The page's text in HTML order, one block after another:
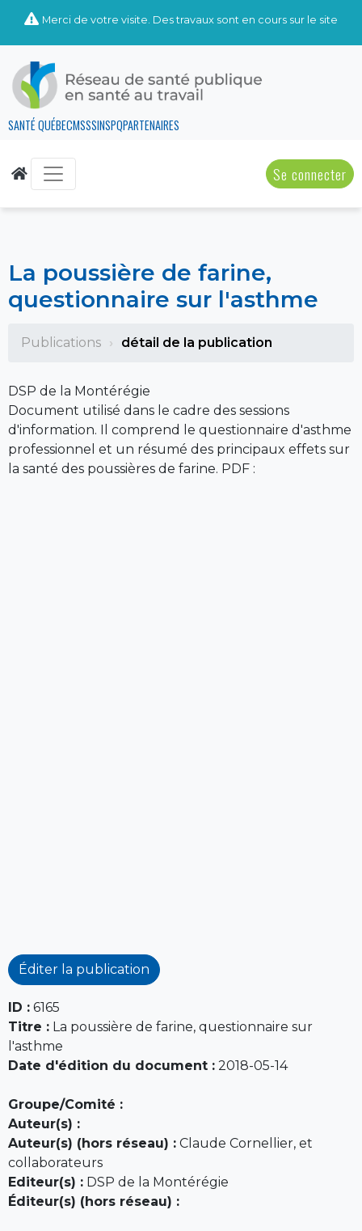
Merci de votre visite. Des travaux sont en cours sur le site
SANTÉ QUÉBECMSSSINSPQPARTENAIRES
Se connecter
La poussière de farine,
questionnaire sur l'asthme
Publications détail de la publication
DSP de la Montérégie
Document utilisé dans le cadre des sessions
d'information. Il comprend le questionnaire d'asthme
professionnel et un résumé des principaux effets sur
la santé des poussières de farine. PDF :
Éditer la publication
ID : 6165
Titre : La poussière de farine, questionnaire sur
l'asthme
Date d'édition du document : 2018-05-14
Groupe/Comité :
Auteur(s) :
Auteur(s) (hors réseau) : Claude Cornellier, et
collaborateurs
Editeur(s) : DSP de la Montérégie
Éditeur(s) (hors réseau) :